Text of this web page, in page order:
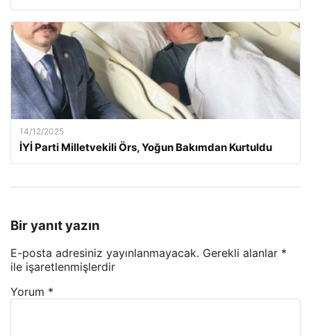
14/12/2025
İYİ Parti Milletvekili Örs, Yoğun Bakımdan Kurtuldu
Bir yanıt yazın
E-posta adresiniz yayınlanmayacak. Gerekli alanlar *
ile işaretlenmişlerdir
Yorum *